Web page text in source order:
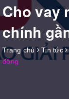
Cho vay
chính
Trang chủ Tin tức
đồng